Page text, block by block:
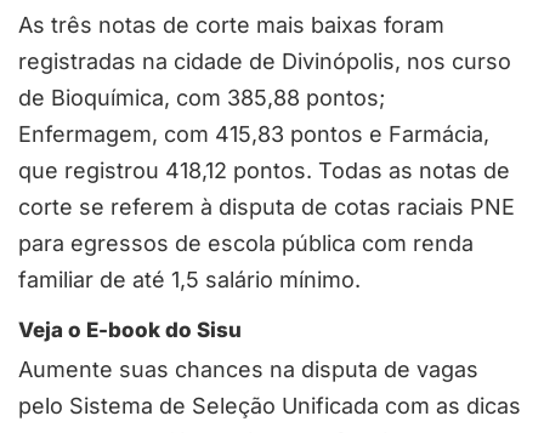
As três notas de corte mais baixas foram
registradas na cidade de Divinópolis, nos curso
de Bioquímica, com 385,88 pontos;
Enfermagem, com 415,83 pontos e Farmácia,
que registrou 418,12 pontos. Todas as notas de
corte se referem à disputa de cotas raciais PNE
para egressos de escola pública com renda
familiar de até 1,5 salário mínimo.
Veja o E-book do Sisu
Aumente suas chances na disputa de vagas
pelo Sistema de Seleção Unificada com as dicas